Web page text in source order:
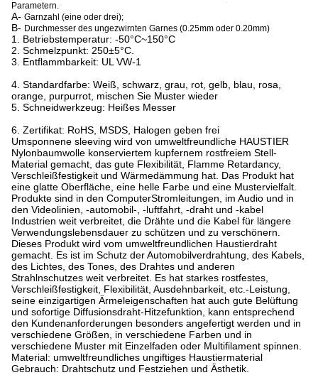
Parametern.
A- Garnzahl (eine oder drei);
B- Durchmesser des ungezwirnten Garnes (0.25mm oder 0.20mm)
1. Betriebstemperatur: -50°C~150°C
2. Schmelzpunkt: 250±5°C.
3. Entflammbarkeit: UL VW-1
4. Standardfarbe: Weiß, schwarz, grau, rot, gelb, blau, rosa,
orange, purpurrot, mischen Sie Muster wieder
5. Schneidwerkzeug: Heißes Messer
6. Zertifikat: RoHS, MSDS, Halogen geben frei
Umsponnene sleeving wird von umweltfreundliche HAUSTIER
Nylonbaumwolle konserviertem kupfernem rostfreiem Stell-
Material gemacht, das gute Flexibilität, Flamme Retardancy,
Verschleißfestigkeit und Wärmedämmung hat. Das Produkt hat
eine glatte Oberfläche, eine helle Farbe und eine Mustervielfalt.
Produkte sind in den ComputerStromleitungen, im Audio und in
den Videolinien, -automobil-, -luftfahrt, -draht und -kabel
Industrien weit verbreitet, die Drähte und die Kabel für längere
Verwendungslebensdauer zu schützen und zu verschönern.
Dieses Produkt wird vom umweltfreundlichen Haustierdraht
gemacht. Es ist im Schutz der Automobilverdrahtung, des Kabels,
des Lichtes, des Tones, des Drahtes und anderen
Strahlnschutzes weit verbreitet. Es hat starkes rostfestes,
Verschleißfestigkeit, Flexibilität, Ausdehnbarkeit, etc.-Leistung,
seine einzigartigen Ärmeleigenschaften hat auch gute Belüftung
und sofortige Diffusionsdraht-Hitzefunktion, kann entsprechend
den Kundenanforderungen besonders angefertigt werden und in
verschiedene Größen, in verschiedene Farben und in
verschiedene Muster mit Einzelfaden oder Multifilament spinnen.
Material: umweltfreundliches ungiftiges Haustiermaterial
Gebrauch: Drahtschutz und Festziehen und Ästhetik.